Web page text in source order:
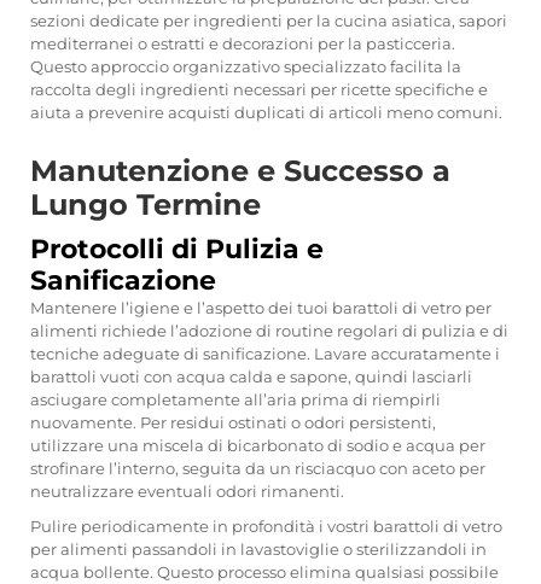
sezioni dedicate per ingredienti per la cucina asiatica, sapori
mediterranei o estratti e decorazioni per la pasticceria.
Questo approccio organizzativo specializzato facilita la
raccolta degli ingredienti necessari per ricette specifiche e
aiuta a prevenire acquisti duplicati di articoli meno comuni.
Manutenzione e Successo a
Lungo Termine
Protocolli di Pulizia e
Sanificazione
Mantenere l’igiene e l’aspetto dei tuoi barattoli di vetro per
alimenti richiede l’adozione di routine regolari di pulizia e di
tecniche adeguate di sanificazione. Lavare accuratamente i
barattoli vuoti con acqua calda e sapone, quindi lasciarli
asciugare completamente all’aria prima di riempirli
nuovamente. Per residui ostinati o odori persistenti,
utilizzare una miscela di bicarbonato di sodio e acqua per
strofinare l’interno, seguita da un risciacquo con aceto per
neutralizzare eventuali odori rimanenti.
Pulire periodicamente in profondità i vostri barattoli di vetro
per alimenti passandoli in lavastoviglie o sterilizzandoli in
acqua bollente. Questo processo elimina qualsiasi possibile